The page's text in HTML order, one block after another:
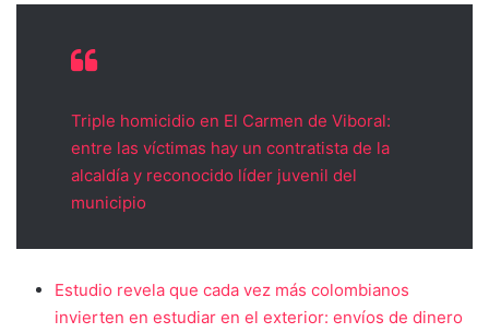
Triple homicidio en El Carmen de Viboral:
entre las víctimas hay un contratista de la
alcaldía y reconocido líder juvenil del
municipio
Estudio revela que cada vez más colombianos
invierten en estudiar en el exterior: envíos de dinero